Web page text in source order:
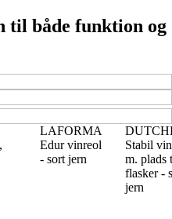
til både funktion og
LAFORMA
Edur vinreol
- sort jern
Stabil
m. plads
flasker -
jern